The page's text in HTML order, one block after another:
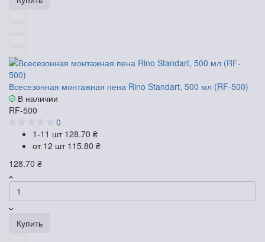
Всесезонная монтажная пена Rino Standart, 500 мл (RF-500)
В наличии
RF-500
0
1-11 шт 128.70 ₴
от 12 шт 115.80 ₴
128.70 ₴
Купить